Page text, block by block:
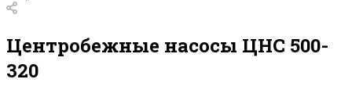
Центробежные насосы ЦНС 500-
320